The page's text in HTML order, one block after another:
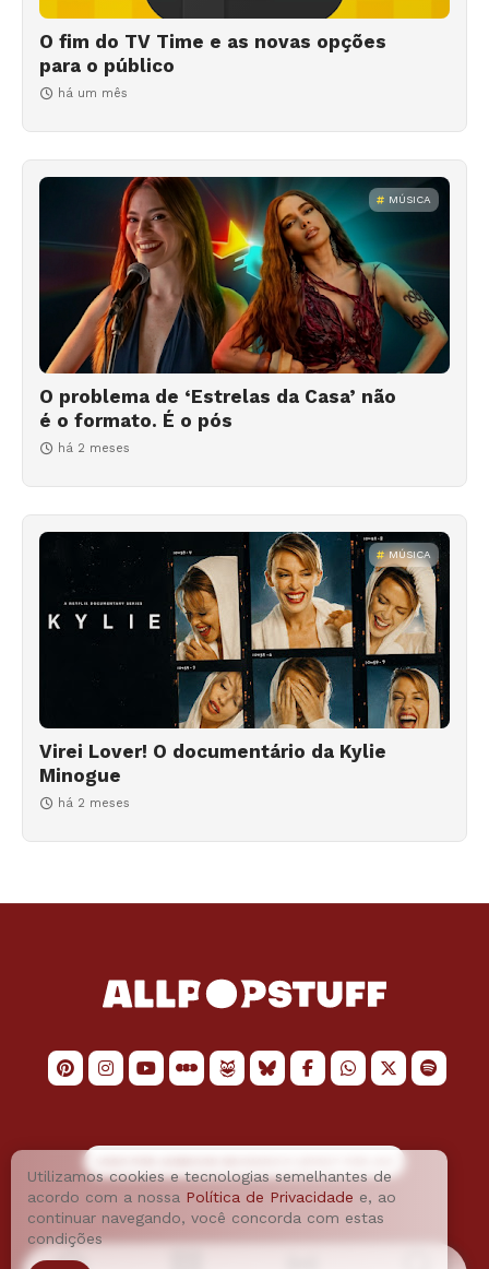
O fim do TV Time e as novas opções
para o público
há um mês
MÚSICA
O problema de ‘Estrelas da Casa’ não
é o formato. É o pós
há 2 meses
MÚSICA
Virei Lover! O documentário da Kylie
Minogue
há 2 meses
Utilizamos cookies e tecnologias semelhantes de
acordo com a nossa Política de Privacidade e, ao
continuar navegando, você concorda com estas
condições